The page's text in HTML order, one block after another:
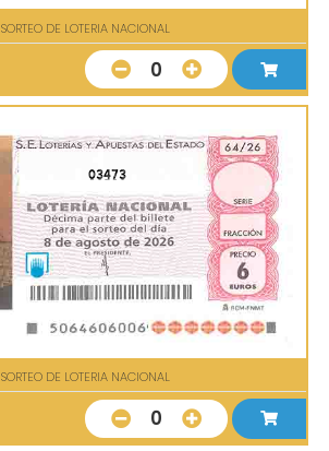
SORTEO DE LOTERIA NACIONAL
0
03473
SORTEO DE LOTERIA NACIONAL
0